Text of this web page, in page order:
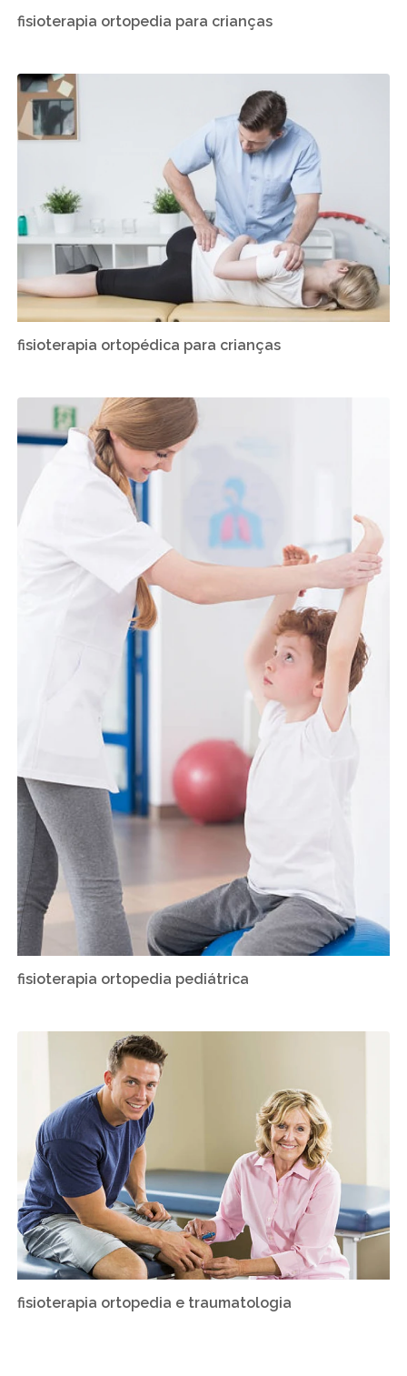
fisioterapia ortopedia para crianças
fisioterapia ortopédica para crianças
fisioterapia ortopedia pediátrica
fisioterapia ortopedia e traumatologia